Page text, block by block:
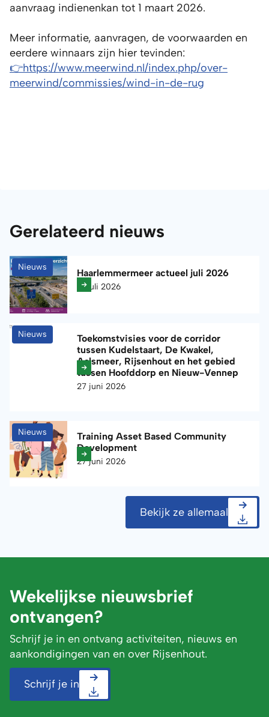
aanvraag indienenkan tot 1 maart 2026.
Meer informatie, aanvragen, de voorwaarden en
eerdere winnaars zijn hier tevinden:
👉https://www.meerwind.nl/index.php/over-
meerwind/commissies/wind-in-de-rug
Gerelateerd nieuws
Nieuws
Haarlemmermeer actueel juli 2026
10 juli 2026
Nieuws
Toekomstvisies voor de corridor
tussen Kudelstaart, De Kwakel,
Aalsmeer, Rijsenhout en het gebied
tussen Hoofddorp en Nieuw-Vennep
27 juni 2026
Nieuws
Training Asset Based Community
Development
27 juni 2026
Bekijk ze allemaal
Wekelijkse nieuwsbrief
ontvangen?
Schrijf je in en ontvang activiteiten, nieuws en
aankondigingen van en over Rijsenhout.
Schrijf je in